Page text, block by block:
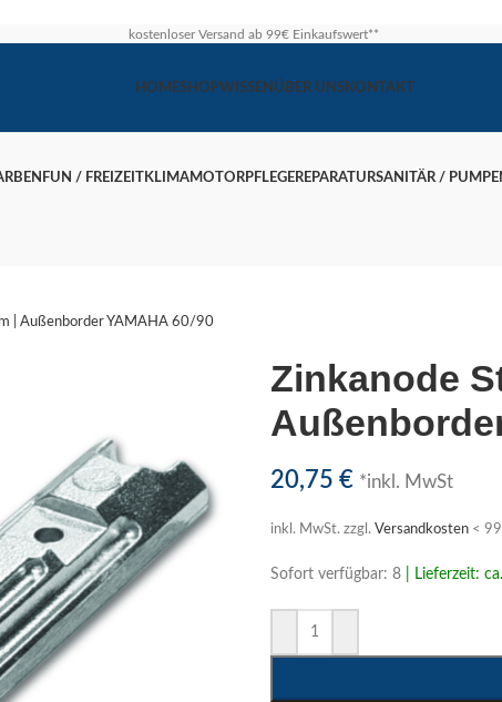
kostenloser Versand ab 99€ Einkaufswert**
HOMESHOPWISSEN ÜBER UNSKONTAKT
FUN / FREIZEITKLIMAMOTORPFLEGEREPARATURSANITÄR /
| Außenborder YAMAHA 60/90
Zinkanode
20,75 € *inkl. MwSt
inkl. MwSt. zzgl. Versandkosten< 99
Sofort verfügbar: 8| Lieferzeit: